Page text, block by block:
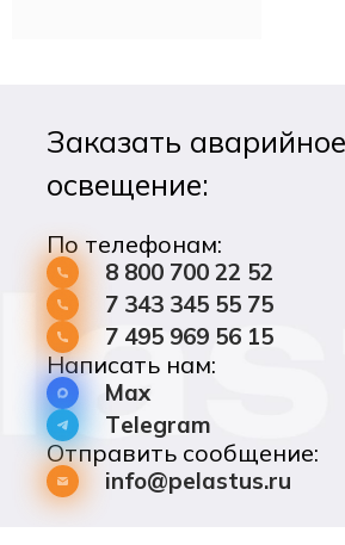
Заказать аварийное
освещение:
По телефонам:
8 800 700 22 52
7 343 345 55 75
7 495 969 56 15
Написать нам:
Max
Telegram
Отправить сообщение:
info@pelastus.ru